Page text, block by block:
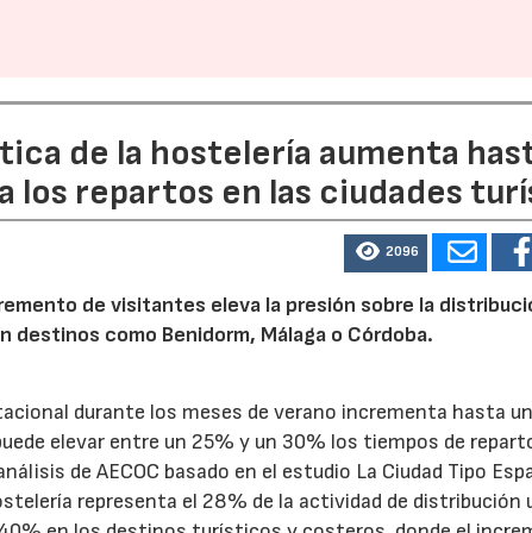
de la hostelería aumenta
los repartos en las ciudades
2096
de visitantes eleva la presión sobre la
destinos como Benidorm, Málaga o Córdoba.
durante los meses de verano incrementa hasta
elevar entre un 25% y un 30% los tiempos de
de AECOC basado en el estudio La Ciudad Tipo
representa el 28% de la actividad de distribución